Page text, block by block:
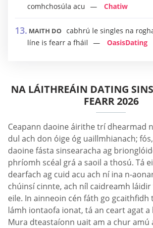
comhchosúla acu
Chatiw
MAITH DO cabhrú le singles na
líne is fearr a fháil
OasisDating
NA LÁITHREÁIN DATING
FEARR 2026
Ceapann daoine áirithe trí dhearmad
dul ach don óige óg uaillmhianach;
daoine fásta sinsearacha ag
phríomh scéal grá a saoil a thosú. Tá
dearfach ag cuid acu ach ní ina n-
chúinsí cinnte, ach níl caidreamh
eile. In ainneoin cén fáth go gcaithfidh
lámh iontaofa ionat, tá an ceart agat a
Mura dteastaíonn uait am a chur amú